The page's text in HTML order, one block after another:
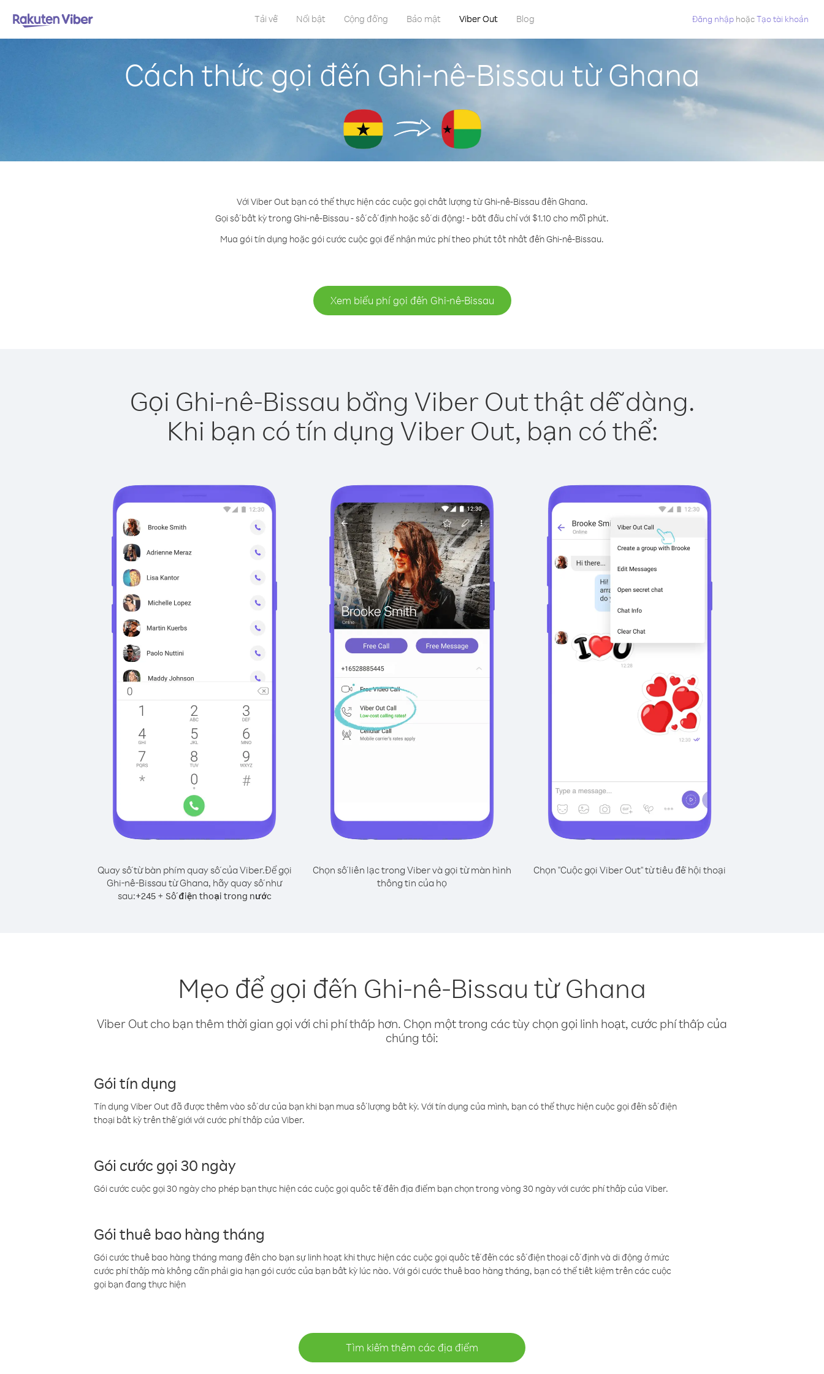
Tải về Nổi bật Cộng đồng Bảo mật Viber Out Blog Đăng nhập hoặcTạo tài khoản
Cách thức gọi đến Ghi-nê-Bissau từ Ghana
Với Viber Out bạn có thể thực hiện các cuộc gọi chất lượng từ Ghi-nê-Bissau đến Ghana.
Gọi số bất kỳ trong Ghi-nê-Bissau - số cố định hoặc số di động! - bắt đầu chỉ với $1.10 cho mỗi phút.
Mua gói tín dụng hoặc gói cước cuộc gọi để nhận mức phí theo phút tốt nhất đến Ghi-nê-Bissau.
Xem biểu phí gọi đến Ghi-nê-Bissau
Gọi Ghi-nê-Bissau bằng Viber Out thật dễ dàng.
Khi bạn có tín dụng Viber Out, bạn có thể:
Quay số từ bàn phím quay số của Viber.Để gọi
Ghi-nê-Bissau từ Ghana, hãy quay số như
sau:+245+ Số điện thoại trong nước
Chọn số liên lạc trong Viber và gọi từ màn hình
thông tin của họ
Chọn "Cuộc gọi Viber Out" từ tiêu đề hội thoại
Mẹo để gọi đến Ghi-nê-Bissau từ Ghana
Viber Out cho bạn thêm thời gian gọi với chi phí thấp hơn. Chọn một trong các tùy chọn gọi linh hoạt, cước phí thấp của
chúng tôi:
Gói tín dụng
Tín dụng Viber Out đã được thêm vào số dư của bạn khi bạn mua số lượng bất kỳ. Với tín dụng của mình, bạn có thể thực hiện cuộc gọi đến số điện
thoại bất kỳ trên thế giới với cước phí thấp của Viber.
Gói cước gọi 30 ngày
Gói cước cuộc gọi 30 ngày cho phép bạn thực hiện các cuộc gọi quốc tế đến địa điểm bạn chọn trong vòng 30 ngày với cước phí thấp của Viber.
Gói thuê bao hàng tháng
Gói cước thuê bao hàng tháng mang đến cho bạn sự linh hoạt khi thực hiện các cuộc gọi quốc tế đến các số điện thoại cố định và di động ở mức
cước phí thấp mà không cần phải gia hạn gói cước của bạn bất kỳ lúc nào. Với gói cước thuê bao hàng tháng, bạn có thể tiết kiệm trên các cuộc
gọi bạn đang thực hiện
Tìm kiếm thêm các địa điểm